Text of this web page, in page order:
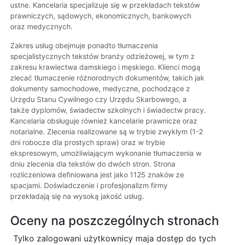
ustne. Kancelaria specjalizuje się w przekładach tekstów
prawniczych, sądowych, ekonomicznych, bankowych
oraz medycznych.
Zakres usług obejmuje ponadto tłumaczenia
specjalistycznych tekstów branży odzieżowej, w tym z
zakresu krawiectwa damskiego i męskiego. Klienci mogą
zlecać tłumaczenie różnorodnych dokumentów, takich jak
dokumenty samochodowe, medyczne, pochodzące z
Urzędu Stanu Cywilnego czy Urzędu Skarbowego, a
także dyplomów, świadectw szkolnych i świadectw pracy.
Kancelaria obsługuje również kancelarie prawnicze oraz
notarialne. Zlecenia realizowane są w trybie zwykłym (1-2
dni robocze dla prostych spraw) oraz w trybie
ekspresowym, umożliwiającym wykonanie tłumaczenia w
dniu zlecenia dla tekstów do dwóch stron. Strona
rozliczeniowa definiowana jest jako 1125 znaków ze
spacjami. Doświadczenie i profesjonalizm firmy
przekładają się na wysoką jakość usług.
Oceny na poszczególnych stronach
Tylko zalogowani użytkownicy maja dostęp do tych